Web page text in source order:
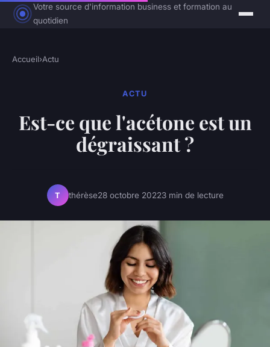
Votre source d'information business et formation au
quotidien
Accueil›Actu
ACTU
Est-ce que l'acétone est un
dégraissant ?
T thérèse28 octobre 20223 min de lecture